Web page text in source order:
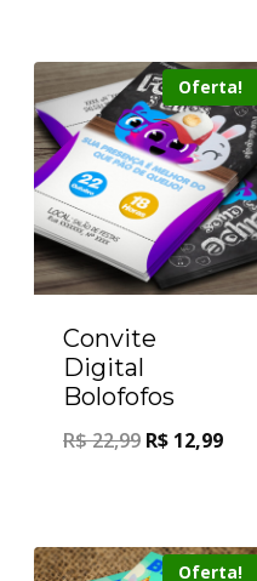
Oferta!
Convite
Digital
Bolofofos
R$22,99 R$ 12,99
Oferta!